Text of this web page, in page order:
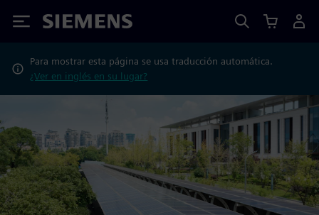
Siemens
Para mostrar esta página se usa traducción automática.
¿Ver en inglés en su lugar?